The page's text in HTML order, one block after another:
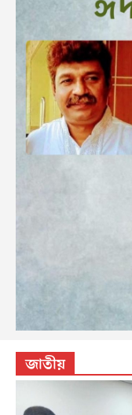
জাতীয়